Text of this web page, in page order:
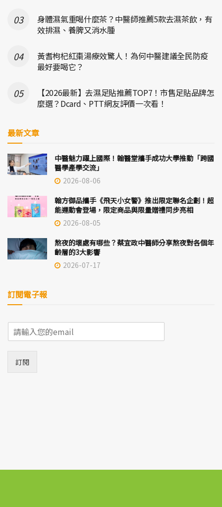
身體濕氣重喝什麼茶？中醫師推薦5款去濕茶飲，有
效排濕、養脾又消水腫
黃耆枸杞紅棗湯療效驚人！為何中醫建議全民防疫
最好要喝它？
【2026最新】去濕足貼推薦TOP7！市售足貼品牌怎
麼選？Dcard、PTT網友評價一次看！
最新文章
中醫魅力躍上國際！翰醫堂攜手成功大學推動「跨國
醫學產學交流」
2026-08-06
翰方御品攜手《飛天小女警》推出限定聯名企劃！超
能運動會登場，限定商品與限量贈禮同步亮相
2026-08-05
熬夜的壞處有哪些？蔡宜政中醫師分享熬夜對各個年
齡層的3大影響
2026-07-17
訂閱電子報
E
m
*
訂閱